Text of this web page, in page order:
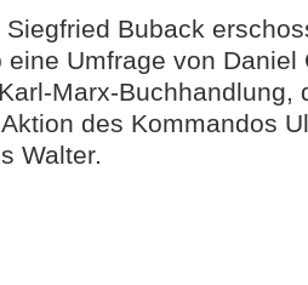
Siegfried Buback
eine Umfrage von Daniel
Marx-Buchhandlung,
des Kommandos
Walter.